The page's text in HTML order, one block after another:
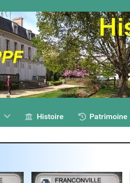
Histoire Patrimoine